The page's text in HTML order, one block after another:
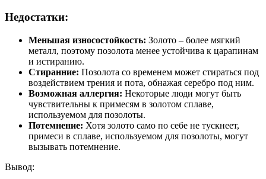
Недостатки:
Меньшая износостойкость: Золото – более мягкий
металл, поэтому позолота менее устойчива к царапинам
и истиранию.
Стиранние: Позолота со временем может стираться под
воздействием трения и пота, обнажая серебро под ним.
Возможная аллергия: Некоторые люди могут быть
чувствительны к примесям в золотом сплаве,
используемом для позолоты.
Потемнение: Хотя золото само по себе не тускнеет,
примеси в сплаве, используемом для позолоты, могут
вызывать потемнение.
Вывод: